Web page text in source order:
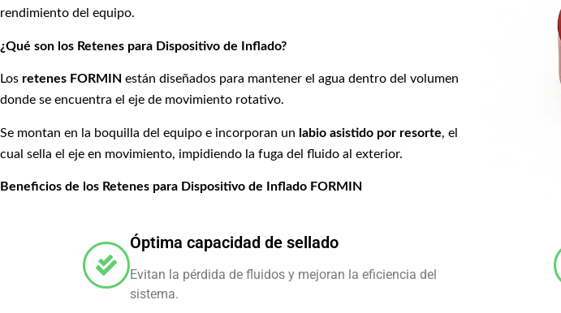
rendimiento del equipo.
¿Qué son los Retenes para Dispositivo de Inflado?
Los retenes FORMIN están diseñados para mantener el agua dentro del volumen
donde se encuentra el eje de movimiento rotativo.
Se montan en la boquilla del equipo e incorporan un labio asistido por resorte, el
cual sella el eje en movimiento, impidiendo la fuga del fluido al exterior.
Beneficios de los Retenes para Dispositivo de Inflado FORMIN
Óptima capacidad de sellado
Evitan la pérdida de fluidos y mejoran la eficiencia del
sistema.